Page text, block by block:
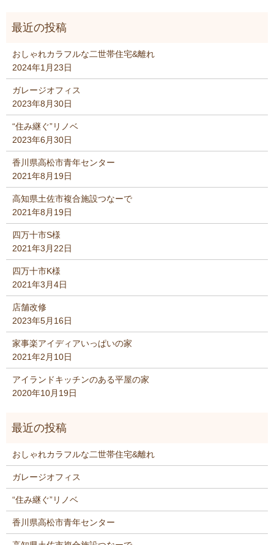
おしゃれカラフルな二世帯住宅&離れ
2024年1月23日
ガレージオフィス
2023年8月30日
“住み継ぐ”リノベ
2023年6月30日
香川県高松市青年センター
2021年8月19日
高知県土佐市複合施設つなーで
2021年8月19日
四万十市S様
2021年3月22日
四万十市K様
2021年3月4日
店舗改修
2023年5月16日
家事楽アイディアいっぱいの家
2021年2月10日
アイランドキッチンのある平屋の家
2020年10月19日
おしゃれカラフルな二世帯住宅&離れ
ガレージオフィス
“住み継ぐ”リノベ
香川県高松市青年センター